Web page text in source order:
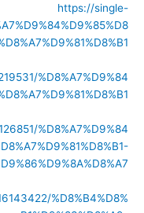
https://single-
%D8%A7%D9%84
%D8%A7%D9%84
%D8%B4%D8%